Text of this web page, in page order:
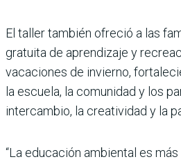
El taller también ofreció a las
gratuita de aprendizaje y
vacaciones de invierno,
la escuela, la comunidad y los
intercambio, la creatividad y la
“La educación ambiental es